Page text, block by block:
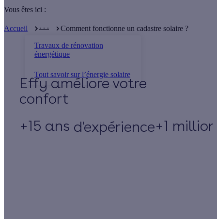
Vous êtes ici :
Accueil . . .
Travaux de rénovation
énergétique
Tout savoir sur l’énergie solaire
Comment fonctionne un cadastre solaire ?
Effy
+15 ans d'expérience+1